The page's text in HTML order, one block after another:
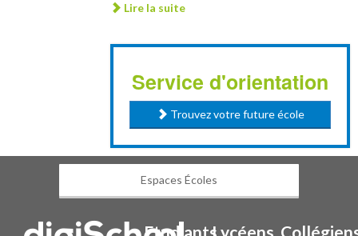
Lire la suite
Service d'orientation
Trouvez votre future école
Espaces Écoles
EtudiantsLycéens